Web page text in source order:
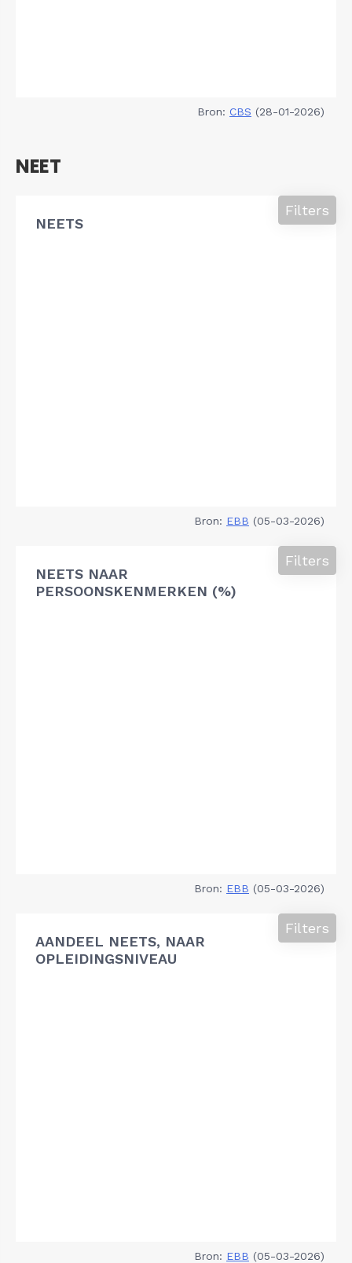
Bron: CBS (28-01-2026)
NEET
NEETS
Filters
Bron: EBB (05-03-2026)
NEETS NAAR
PERSOONSKENMERKEN (%)
Filters
Bron: EBB (05-03-2026)
AANDEEL NEETS, NAAR
OPLEIDINGSNIVEAU
Filters
Bron: EBB (05-03-2026)